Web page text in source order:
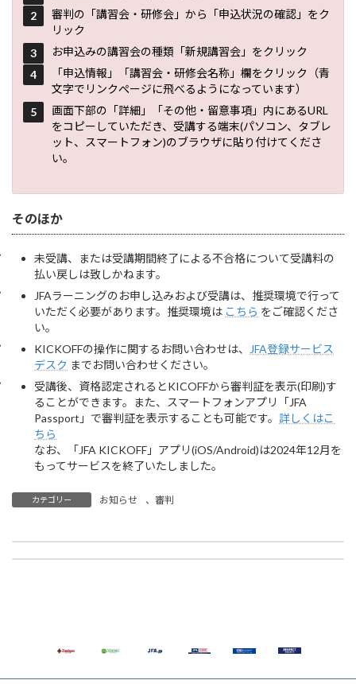
審判の「講習会・研修会」から「申込状況の確認」をク
リック
お申込みの講習会の種類「新規講習会」をクリック
「申込情報」「講習会・研修会名称」欄をクリック（青
文字でリンクぺージに飛べるようになっています）
画面下部の「詳細」「その他・留意事項」内にあるURL
をコピーしていただき、受講する端末(パソコン、タブレ
ット、スマートフォン)のブラウザに貼り付けてくださ
い。
そのほか
未受講、または受講期間終了による不合格について受講料の
払い戻しは致しかねます。
JFAラーニングのお申し込みおよび受講は、推奨環境で行って
いただく必要があります。推奨環境は こちら をご確認くださ
い。
KICKOFFの操作に関するお問い合わせは、
JFA登録サービス
デスク までお問い合わせください。
受講後、資格認定されるとKICOFFから審判証を表示(印刷)す
ることができます。また、スマートフォンアプリ「JFA
Passport」で審判証を表示することも可能です。 詳しくはこ
ちら
なお、「JFA KICKOFF」アプリ(iOS/Android)は2024年12月を
もってサービスを終了いたしました。
カテゴリー お知らせ 、 審判
【キッズ】3月21日(土) 内灘町開催 JFAキッズ(U-6)サッカーフェスティバル2025 参加者募集 ※申込終了